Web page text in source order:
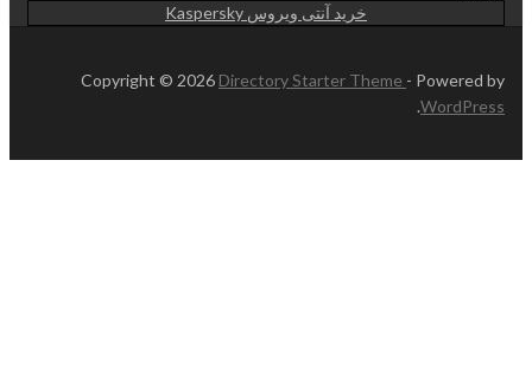
خرید آنتی ویروس Kaspersky
Copyright © 2026 Directory Starter Theme - Powered by
WordPress
.